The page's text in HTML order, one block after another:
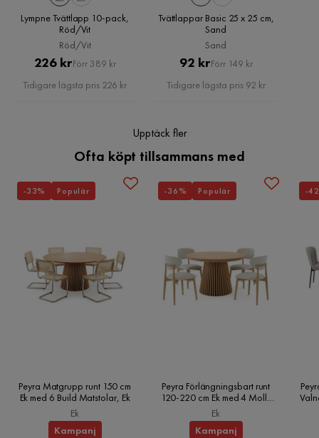
Serie
Lympne Tvättlapp 10-pack,
Röd/Vit
Röd/Vit
Pris
226 krOriginal
Pris
Förr 389 kr
Tidigare lägsta pris 226 kr
Tvättlappar Basic 25 x 25 cm,
Sand
Sand
Pris
92 kr Original
Pris
Förr 149 kr
Tidigare lägsta pris 92 kr
Upptäck fler
Ofta köpt tillsammans med
Peyra Matgrupp runt 150 cm
Ek med 6 Build Matstolar, Ek
Ek
Kampanj
-33% Populär
Peyra Förlängningsbart runt
120-220 cm Ek med 4 Molly
Matstolar, Ek
Ek
Kampanj
-36% Populär -